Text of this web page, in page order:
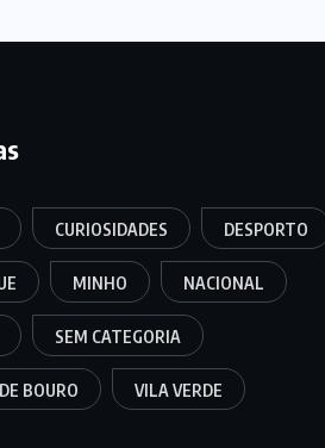
CURIOSIDADES DESPORTO
MINHO NACIONAL
SEM CATEGORIA
BOURO VILA VERDE